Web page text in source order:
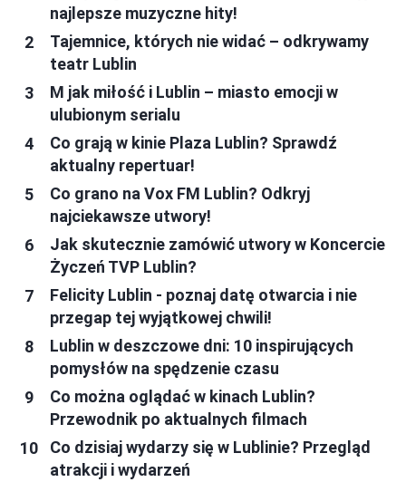
najlepsze muzyczne hity!
Tajemnice, których nie widać – odkrywamy
teatr Lublin
M jak miłość i Lublin – miasto emocji w
ulubionym serialu
Co grają w kinie Plaza Lublin? Sprawdź
aktualny repertuar!
Co grano na Vox FM Lublin? Odkryj
najciekawsze utwory!
Jak skutecznie zamówić utwory w Koncercie
Życzeń TVP Lublin?
Felicity Lublin - poznaj datę otwarcia i nie
przegap tej wyjątkowej chwili!
Lublin w deszczowe dni: 10 inspirujących
pomysłów na spędzenie czasu
Co można oglądać w kinach Lublin?
Przewodnik po aktualnych filmach
Co dzisiaj wydarzy się w Lublinie? Przegląd
atrakcji i wydarzeń